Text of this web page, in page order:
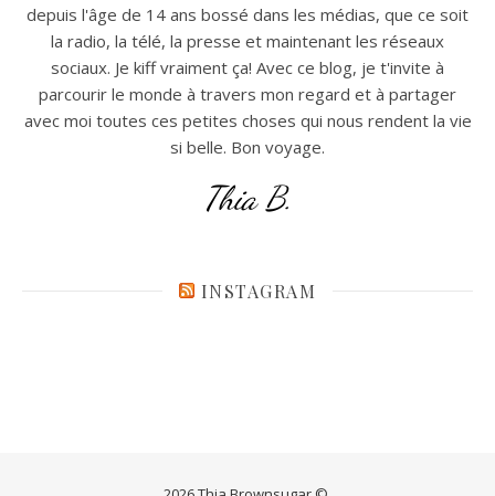
depuis l'âge de 14 ans bossé dans les médias, que ce soit
la radio, la télé, la presse et maintenant les réseaux
sociaux. Je kiff vraiment ça! Avec ce blog, je t'invite à
parcourir le monde à travers mon regard et à partager
avec moi toutes ces petites choses qui nous rendent la vie
si belle. Bon voyage.
Thia B.
INSTAGRAM